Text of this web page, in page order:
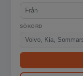
SÖKORD